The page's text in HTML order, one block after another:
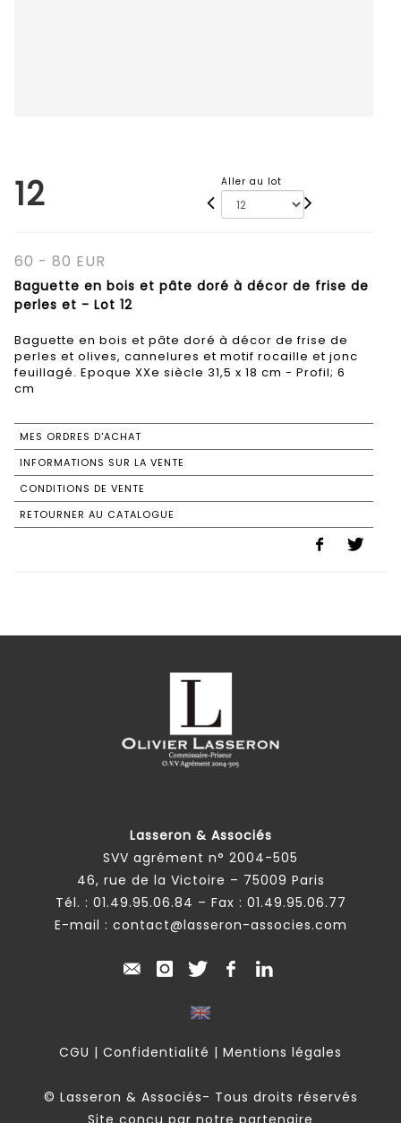
12 Aller au lot
60 - 80 EUR
Baguette en bois et pâte doré à décor de frise de
perles et - Lot 12
Baguette en bois et pâte doré à décor de frise de
perles et olives, cannelures et motif rocaille et jonc
feuillagé. Epoque XXe siècle 31,5 x 18 cm - Profil; 6
cm
MES ORDRES D'ACHAT
INFORMATIONS SUR LA VENTE
CONDITIONS DE VENTE
RETOURNER AU CATALOGUE
Lasseron & Associés
SVV agrément n° 2004-505
46, rue de la Victoire – 75009 Paris
Tél. : 01.49.95.06.84 – Fax : 01.49.95.06.77
E-mail : contact@lasseron-associes.com
CGU | Confidentialité | Mentions légales
© Lasseron & Associés- Tous droits réservés
Site conçu par notre partenaire